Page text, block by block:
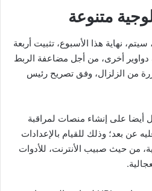
متنوعة
نهاية هذا الأسبوع، تثبيت أربعة
دواوير أخرى، من أجل مضاعفة الربط
من الزلزال، وفق تصريح رئيس
على إنشاء منصات لمراقبة
عن بعد؛ وذلك للقيام بالإعدادات
من حيث صبيب الأنترنت، للأدوات